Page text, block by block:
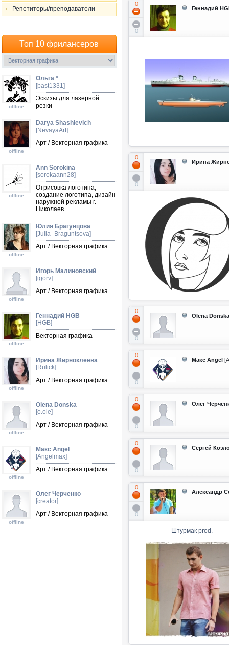
Репетиторы/преподаватели
Топ 10 фрилансеров
offline
Ольга *
[bast1331]
Эскизы для лазерной
резки
offline
Darya Shashlevich
[NevayaArt]
Арт / Векторная графика
offline
Ann Sorokina
[sorokaann28]
Отрисовка логотипа,
создание логотипа, дизайн
наружной рекламы г.
Николаев
offline
Юлия Брагунцова
[Julia_Braguntsova]
Арт / Векторная графика
offline
Игорь Малиновский
[igorv]
Арт / Векторная графика
offline
Геннадий HGB
[HGB]
Векторная графика
offline
Ирина Жирноклеева
[Rulick]
Арт / Векторная графика
offline
Olena Donska
[o.ole]
Арт / Векторная графика
offline
Макс Angel
[Angelmax]
Арт / Векторная графика
offline
Олег Черченко
[creator]
Арт / Векторная графика
0
0
Геннадий
0
0
Ирина
0
0
Olena Donska
0
0
Макс Angel
0
0
Олег
0
0
Сергей
0
0
Александр
Штурмак prod.